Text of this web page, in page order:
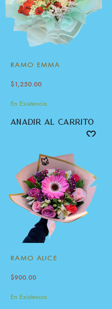
RAMO EMMA
$1,250.00
En Existencia
añadir al carrito
RAMO ALICE
$900.00
En Existencia